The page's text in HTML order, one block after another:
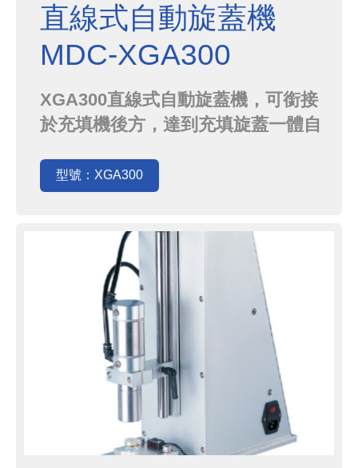
直線式自動旋蓋機
MDC-XGA300
XGA300直線式自動旋蓋機，可銜接
於充填機後方，達到充填旋蓋一體自
型號：XGA300